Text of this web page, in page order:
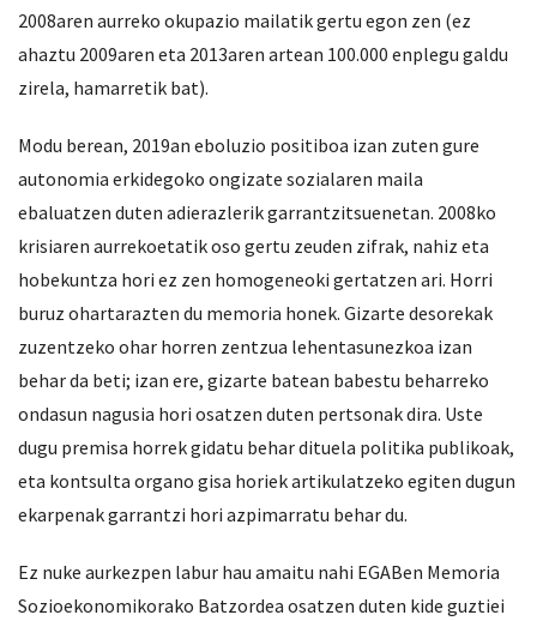
2008aren aurreko okupazio mailatik gertu egon zen (ez
ahaztu 2009aren eta 2013aren artean 100.000 enplegu galdu
zirela, hamarretik bat).
Modu berean, 2019an eboluzio positiboa izan zuten gure
autonomia erkidegoko ongizate sozialaren maila
ebaluatzen duten adierazlerik garrantzitsuenetan. 2008ko
krisiaren aurrekoetatik oso gertu zeuden zifrak, nahiz eta
hobekuntza hori ez zen homogeneoki gertatzen ari. Horri
buruz ohartarazten du memoria honek. Gizarte desorekak
zuzentzeko ohar horren zentzua lehentasunezkoa izan
behar da beti; izan ere, gizarte batean babestu beharreko
ondasun nagusia hori osatzen duten pertsonak dira. Uste
dugu premisa horrek gidatu behar dituela politika publikoak,
eta kontsulta organo gisa horiek artikulatzeko egiten dugun
ekarpenak garrantzi hori azpimarratu behar du.
Ez nuke aurkezpen labur hau amaitu nahi EGABen Memoria
Sozioekonomikorako Batzordea osatzen duten kide guztiei